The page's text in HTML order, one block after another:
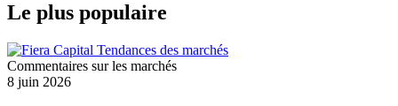
Le plus populaire
Commentaires sur les marchés
8 juin 2026